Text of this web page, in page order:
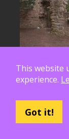
This website
experience.
Got it!